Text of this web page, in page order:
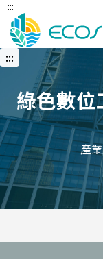
跳
到
中
內
:::
:::
綠色數位
產